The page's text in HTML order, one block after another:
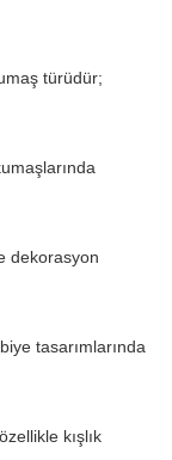
türüdür;
dekorasyon
tasarımlarında
kışlık